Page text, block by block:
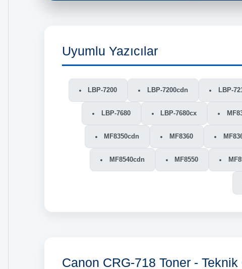
Uyumlu Yazıcılar
LBP-7200 LBP-7200cdn LBP-
LBP-7680 LBP-7680cx
MF8350cdn MF8360
MF8540cdn MF8550
Canon CRG-718 Toner -